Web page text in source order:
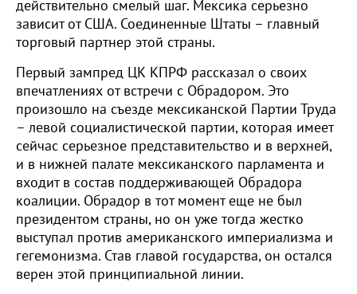
действительно смелый шаг. Мексика серьезно
зависит от США. Соединенные Штаты – главный
торговый партнер этой страны.
Первый зампред ЦК КПРФ рассказал о своих
впечатлениях от встречи с Обрадором. Это
произошло на съезде мексиканской Партии Труда
– левой социалистической партии, которая имеет
сейчас серьезное представительство и в верхней,
и в нижней палате мексиканского парламента и
входит в состав поддерживающей Обрадора
коалиции. Обрадор в тот момент еще не был
президентом страны, но он уже тогда жестко
выступал против американского империализма и
гегемонизма. Став главой государства, он остался
верен этой принципиальной линии.